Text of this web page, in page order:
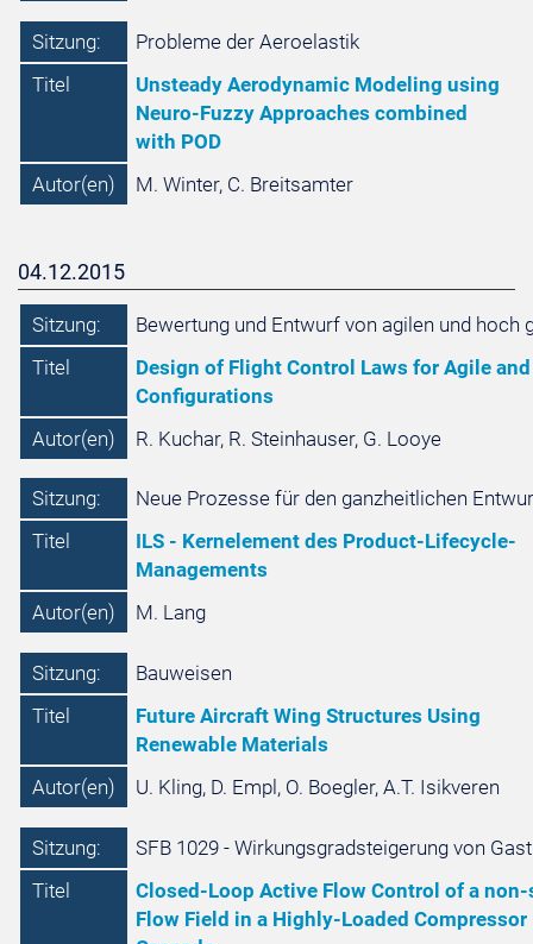
Sitzung:
Probleme der Aeroelastik
Titel
Unsteady Aerodynamic Modeling using
Neuro-Fuzzy Approaches combined
with POD
Autor(en)
M. Winter, C. Breitsamter
04.12.2015
Sitzung:
Bewertung und Entwurf von agilen und
Titel
Design of Flight Control Laws for Agile
Configurations
Autor(en)
R. Kuchar, R. Steinhauser, G. Looye
Sitzung:
Neue Prozesse für den ganzheitlichen
Titel
ILS - Kernelement des Product-Lifecycle-
Managements
Autor(en)
M. Lang
Sitzung:
Bauweisen
Titel
Future Aircraft Wing Structures Using
Renewable Materials
Autor(en)
U. Kling, D. Empl, O. Boegler, A.T. Isikveren
Sitzung:
SFB 1029 - Wirkungsgradsteigerung von
Titel
Closed-Loop Active Flow Control of a
Flow Field in a Highly-Loaded Compressor